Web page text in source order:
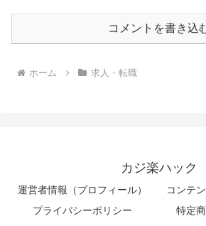
コメントを書き込
ホーム 求人・転職
カジ楽ハック
運営者情報（プロフィール）
コンテ
プライバシーポリシー
特定